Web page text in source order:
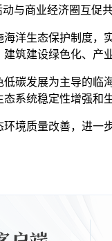
与商业经济圈互促
生态保护制度，
筑建设绿色化、产
发展为主导的临
系统稳定性增强和
质量改善，进一步